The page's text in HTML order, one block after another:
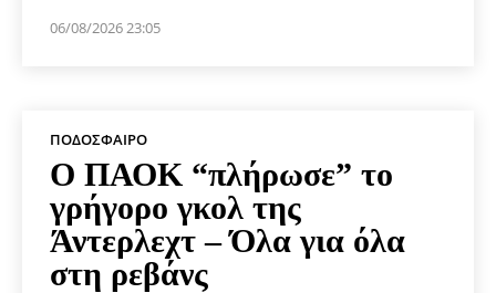
06/08/2026 23:05
ΠΟΔΌΣΦΑΙΡΟ
Ο ΠΑΟΚ “πλήρωσε” το
γρήγορο γκολ της
Άντερλεχτ – Όλα για όλα
στη ρεβάνς